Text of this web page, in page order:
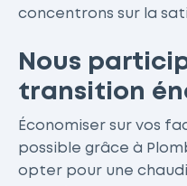
concentrons sur la
Nous
transition
Économiser sur vos
possible grâce à
opter pour une